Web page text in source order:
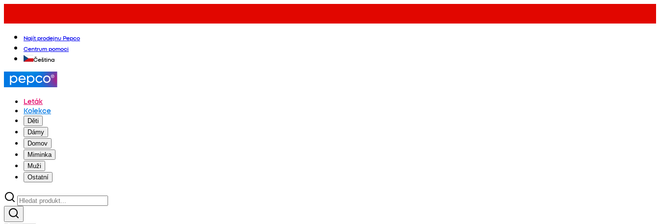
Najít prodejnu Pepco
Centrum pomoci
Čeština
Leták
Kolekce
Děti
Dámy
Domov
Miminka
Muži
Ostatní